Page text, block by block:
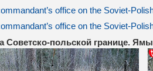
Советско-польской границе. Ямы